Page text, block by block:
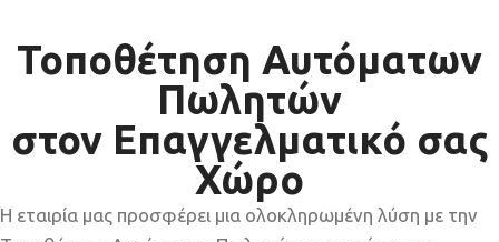
Τοποθέτηση Αυτόματων
Πωλητών
στον Επαγγελματικό σας
Χώρο
Η εταιρία μας προσφέρει μια ολοκληρωμένη λύση με την